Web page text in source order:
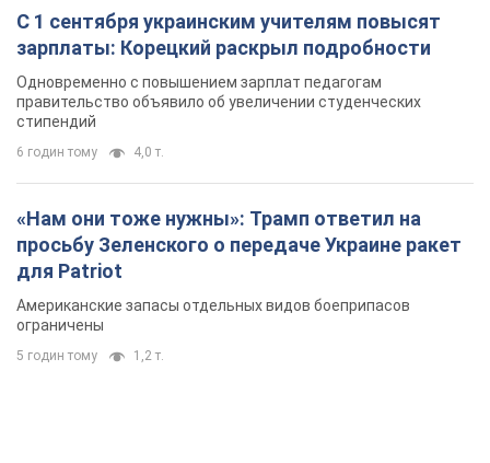
С 1 сентября украинским учителям повысят
зарплаты: Корецкий раскрыл подробности
Одновременно с повышением зарплат педагогам
правительство объявило об увеличении студенческих
стипендий
6 годин тому 4,0 т.
«Нам они тоже нужны»: Трамп ответил на
просьбу Зеленского о передаче Украине ракет
для Patriot
Американские запасы отдельных видов боеприпасов
ограничены
5 годин тому 1,2 т.